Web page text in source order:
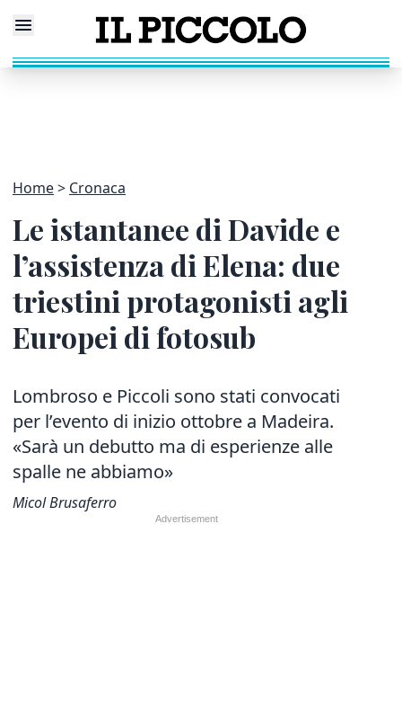
Home Cronaca
Le istantanee di Davide e
l’assistenza di Elena: due
triestini protagonisti agli
Europei di fotosub
Lombroso e Piccoli sono stati convocati
per l’evento di inizio ottobre a Madeira.
«Sarà un debutto ma di esperienze alle
spalle ne abbiamo»
Micol Brusaferro